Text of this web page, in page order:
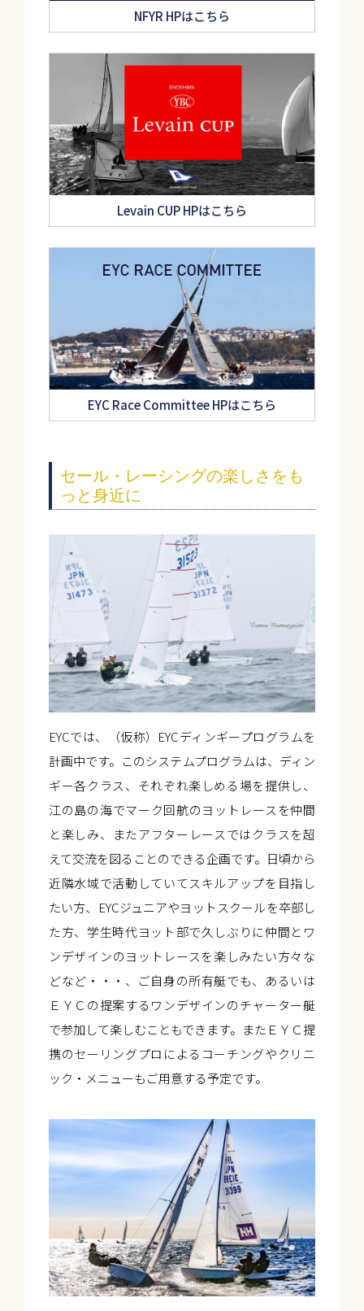
NFYR HPはこちら
Levain CUP HPはこちら
EYC Race Committee HPはこちら
セール・レーシングの楽しさをも
っと身近に
EYCでは、（仮称）EYCディンギープログラムを
計画中です。このシステムプログラムは、ディン
ギー各クラス、それぞれ楽しめる場を提供し、
江の島の海でマーク回航のヨットレースを仲間
と楽しみ、またアフターレースではクラスを超
えて交流を図ることのできる企画です。日頃から
近隣水域で活動していてスキルアップを目指し
たい方、EYCジュニアやヨットスクールを卒部し
た方、学生時代ヨット部で久しぶりに仲間とワ
ンデザインのヨットレースを楽しみたい方々な
どなど・・・、ご自身の所有艇でも、あるいは
ＥＹＣの提案するワンデザインのチャーター艇
で参加して楽しむこともできます。またＥＹＣ提
携のセーリングプロによるコーチングやクリニ
ック・メニューもご用意する予定です。